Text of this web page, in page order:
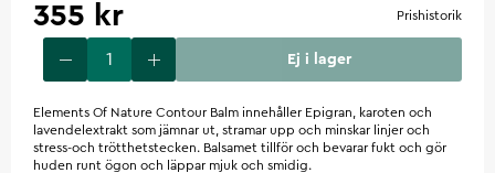
355 kr Prishistorik
Ej i lager
Elements Of Nature Contour Balm innehåller Epigran, karoten och
lavendelextrakt som jämnar ut, stramar upp och minskar linjer och
stress-och trötthetstecken. Balsamet tillför och bevarar fukt och gör
huden runt ögon och läppar mjuk och smidig.